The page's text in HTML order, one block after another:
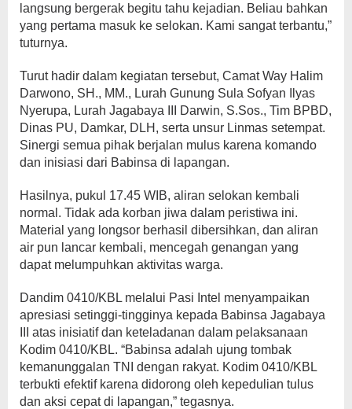
langsung bergerak begitu tahu kejadian. Beliau bahkan
yang pertama masuk ke selokan. Kami sangat terbantu,”
tuturnya.
Turut hadir dalam kegiatan tersebut, Camat Way Halim
Darwono, SH., MM., Lurah Gunung Sula Sofyan Ilyas
Nyerupa, Lurah Jagabaya III Darwin, S.Sos., Tim BPBD,
Dinas PU, Damkar, DLH, serta unsur Linmas setempat.
Sinergi semua pihak berjalan mulus karena komando
dan inisiasi dari Babinsa di lapangan.
Hasilnya, pukul 17.45 WIB, aliran selokan kembali
normal. Tidak ada korban jiwa dalam peristiwa ini.
Material yang longsor berhasil dibersihkan, dan aliran
air pun lancar kembali, mencegah genangan yang
dapat melumpuhkan aktivitas warga.
Dandim 0410/KBL melalui Pasi Intel menyampaikan
apresiasi setinggi-tingginya kepada Babinsa Jagabaya
III atas inisiatif dan keteladanan dalam pelaksanaan
Kodim 0410/KBL. “Babinsa adalah ujung tombak
kemanunggalan TNI dengan rakyat. Kodim 0410/KBL
terbukti efektif karena didorong oleh kepedulian tulus
dan aksi cepat di lapangan,” tegasnya.